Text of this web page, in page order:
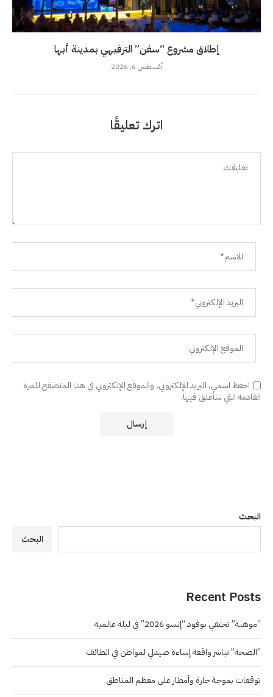
إطلاق مشروع “سفن” الترفيهي بمدينة أبها
أغسطس 6, 2026
اترك تعليقًا
احفظ اسمي، البريد الإلكتروني، والموقع الإلكتروني في هذا المتصفح للمرة
القادمة التي سأعلق فيها.
البحث
البحث
Recent Posts
“موهبة” تحتفي بوفود “إنسو 2026” في ليلة عالمية
“الصحة” تباشر واقعة إساءة صيدلي لمواطن في الطائف
توقعات بموجة حارة وأمطار على معظم المناطق